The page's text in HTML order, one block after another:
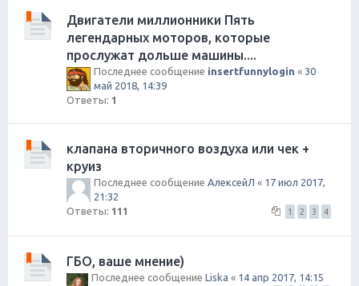
Двигатели миллионники Пять
легендарных моторов, которые
прослужат дольше машины....
Последнее сообщение insertfunnylogin « 30
май 2018, 14:39
Ответы: 1
клапана вторичного воздуха или чек +
круиз
Последнее сообщение АлексейЛ « 17 июл 2017,
21:32
Ответы: 111 1 2 3 4
ГБО, ваше мнение)
Последнее сообщение Liska « 14 апр 2017, 14:15